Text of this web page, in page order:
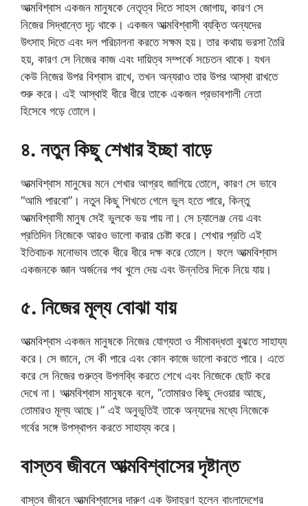
আত্মবিশ্বাস একজন মানুষকে নেতৃত্ব দিতে সাহস জোগায়, কারণ সে
নিজের সিদ্ধান্তে দৃঢ় থাকে। একজন আত্মবিশ্বাসী ব্যক্তি অন্যদের
উৎসাহ দিতে এবং দল পরিচালনা করতে সক্ষম হয়। তার কথায় ভরসা তৈরি
হয়, কারণ সে নিজের কাজ এবং দায়িত্ব সম্পর্কে সচেতন থাকে। যখন
কেউ নিজের উপর বিশ্বাস রাখে, তখন অন্যরাও তার উপর আস্থা রাখতে
শুরু করে। এই আস্থাই ধীরে ধীরে তাকে একজন প্রভাবশালী নেতা
হিসেবে গড়ে তোলে।
৪. নতুন কিছু শেখার ইচ্ছা বাড়ে
আত্মবিশ্বাস মানুষের মনে শেখার আগ্রহ জাগিয়ে তোলে, কারণ সে ভাবে
“আমি পারবো”। নতুন কিছু শিখতে গেলে ভুল হতে পারে, কিন্তু
আত্মবিশ্বাসী মানুষ সেই ভুলকে ভয় পায় না। সে চ্যালেঞ্জ নেয় এবং
প্রতিদিন নিজেকে আরও ভালো করার চেষ্টা করে। শেখার প্রতি এই
ইতিবাচক মনোভাব তাকে ধীরে ধীরে দক্ষ করে তোলে। ফলে আত্মবিশ্বাস
একজনকে জ্ঞান অর্জনের পথ খুলে দেয় এবং উন্নতির দিকে নিয়ে যায়।
৫. নিজের মূল্য বোঝা যায়
আত্মবিশ্বাস একজন মানুষকে নিজের যোগ্যতা ও সীমাবদ্ধতা বুঝতে সাহায্য
করে। সে জানে, সে কী পারে এবং কোন কাজে ভালো করতে পারে। এতে
করে সে নিজের গুরুত্ব উপলব্ধি করতে শেখে এবং নিজেকে ছোট করে
দেখে না। আত্মবিশ্বাস মানুষকে বলে, “তোমারও কিছু দেওয়ার আছে,
তোমারও মূল্য আছে।” এই অনুভূতিই তাকে অন্যদের মধ্যে নিজেকে
গর্বের সঙ্গে উপস্থাপন করতে সাহায্য করে।
বাস্তব জীবনে আত্মবিশ্বাসের দৃষ্টান্ত
বাস্তব জীবনে আত্মবিশ্বাসের দারুণ এক উদাহরণ হলেন বাংলাদেশের